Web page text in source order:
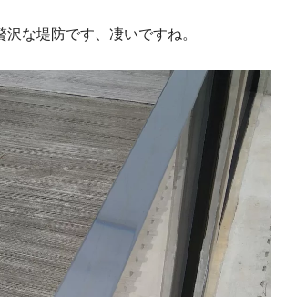
な堤防です、凄いですね。